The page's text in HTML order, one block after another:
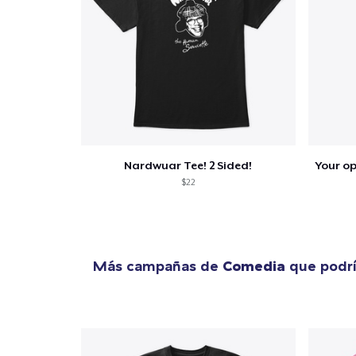
Nardwuar Tee! 2 Sided!
$22
Más campañas de Comedia que